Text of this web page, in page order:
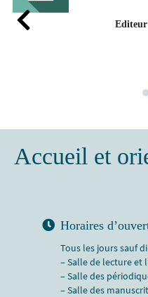
Accueil et
Horaires
Tous les jours sauf
– Salle de lecture et
– Salle des
– Salle des